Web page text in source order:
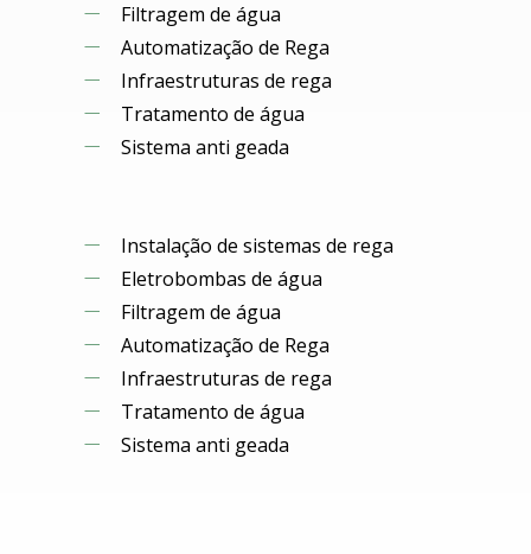
Filtragem de água
Automatização de Rega
Infraestruturas de rega
Tratamento de água
Sistema anti geada
Instalação de sistemas de rega
Eletrobombas de água
Filtragem de água
Automatização de Rega
Infraestruturas de rega
Tratamento de água
Sistema anti geada